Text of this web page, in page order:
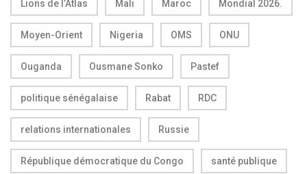
Lions de l’Atlas Mali Maroc Mondial 2026.
Moyen-Orient Nigeria OMS ONU
Ouganda Ousmane Sonko Pastef
politique sénégalaise Rabat RDC
relations internationales Russie
République démocratique du Congo santé publique